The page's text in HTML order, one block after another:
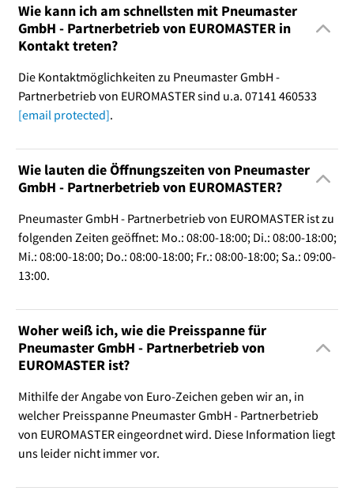
Wie kann ich am schnellsten mit Pneumaster
GmbH - Partnerbetrieb von EUROMASTER in
Kontakt treten?
Die Kontaktmöglichkeiten zu Pneumaster GmbH -
Partnerbetrieb von EUROMASTER sind u.a. 07141 460533
[email protected].
Wie lauten die Öffnungszeiten von Pneumaster
GmbH - Partnerbetrieb von EUROMASTER?
Pneumaster GmbH - Partnerbetrieb von EUROMASTER ist zu
folgenden Zeiten geöffnet: Mo.: 08:00-18:00; Di.: 08:00-18:00;
Mi.: 08:00-18:00; Do.: 08:00-18:00; Fr.: 08:00-18:00; Sa.: 09:00-
13:00.
Woher weiß ich, wie die Preisspanne für
Pneumaster GmbH - Partnerbetrieb von
EUROMASTER ist?
Mithilfe der Angabe von Euro-Zeichen geben wir an, in
welcher Preisspanne Pneumaster GmbH - Partnerbetrieb
von EUROMASTER eingeordnet wird. Diese Information liegt
uns leider nicht immer vor.